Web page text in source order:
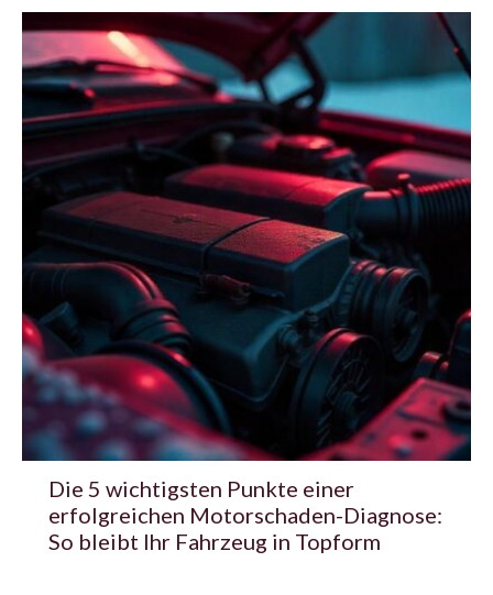
Die 5 wichtigsten Punkte einer
erfolgreichen Motorschaden-Diagnose:
So bleibt Ihr Fahrzeug in Topform